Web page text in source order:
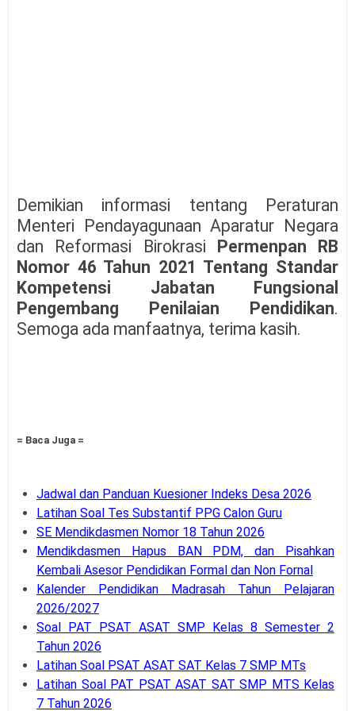
Demikian informasi tentang Peraturan
Menteri Pendayagunaan Aparatur Negara
dan Reformasi Birokrasi Permenpan RB
Nomor 46 Tahun 2021 Tentang Standar
Kompetensi Jabatan Fungsional
Pengembang Penilaian Pendidikan.
Semoga ada manfaatnya, terima kasih.
= Baca Juga =
Jadwal dan Panduan Kuesioner Indeks Desa 2026
Latihan Soal Tes Substantif PPG Calon Guru
SE Mendikdasmen Nomor 18 Tahun 2026
Mendikdasmen Hapus BAN PDM, dan Pisahkan
Kembali Asesor Pendidikan Formal dan Non Fornal
Kalender Pendidikan Madrasah Tahun Pelajaran
2026/2027
Soal PAT PSAT ASAT SMP Kelas 8 Semester 2
Tahun 2026
Latihan Soal PSAT ASAT SAT Kelas 7 SMP MTs
Latihan Soal PAT PSAT ASAT SAT SMP MTS Kelas
7 Tahun 2026